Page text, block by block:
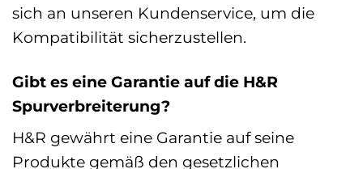
sich an unseren Kundenservice, um die
Kompatibilität sicherzustellen.
Gibt es eine Garantie auf die H&R
Spurverbreiterung?
H&R gewährt eine Garantie auf seine
Produkte gemäß den gesetzlichen